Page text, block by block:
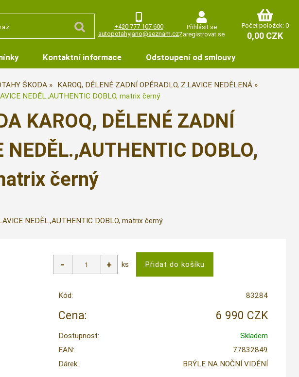
+420 777 107 600
autopotahyjano@seznam.cz
Přihlásit se
Zaregistrovat se
Počet položek: 0
0,00 CZK
Kontaktní informace Odstoupení od smlouvy
ŠKODA
KAROQ, DĚLENÉ ZADNÍ OPĚRADLO, Z.LAVICE NEDĚLENÁ
NEDĚL.,AUTHENTIC DOBLO, matrix černý
KAROQ, DĚLENÉ ZADNÍ
NEDĚL.,AUTHENTIC DOBLO,
černý
NEDĚL.,AUTHENTIC DOBLO, matrix černý
ks
Kód: 83284
Cena: 6 990 CZK
Dostupnost:
Skladem
EAN:
77832849
Dárek:
BRÝLE NA NOČNÍ VIDĚNÍ